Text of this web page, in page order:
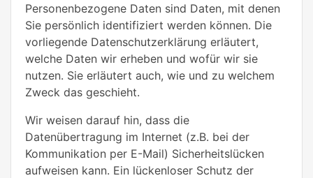
Personenbezogene Daten sind Daten, mit denen
Sie persönlich identifiziert werden können. Die
vorliegende Datenschutzerklärung erläutert,
welche Daten wir erheben und wofür wir sie
nutzen. Sie erläutert auch, wie und zu welchem
Zweck das geschieht.
Wir weisen darauf hin, dass die
Datenübertragung im Internet (z.B. bei der
Kommunikation per E-Mail) Sicherheitslücken
aufweisen kann. Ein lückenloser Schutz der